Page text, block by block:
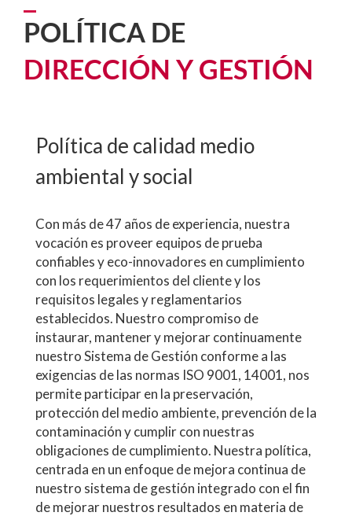
POLÍTICA DE
DIRECCIÓN Y GESTIÓN
Política de calidad medio
ambiental y social
Con más de 47 años de experiencia, nuestra
vocación es proveer equipos de prueba
confiables y eco-innovadores en cumplimiento
con los requerimientos del cliente y los
requisitos legales y reglamentarios
establecidos. Nuestro compromiso de
instaurar, mantener y mejorar continuamente
nuestro Sistema de Gestión conforme a las
exigencias de las normas ISO 9001, 14001, nos
permite participar en la preservación,
protección del medio ambiente, prevención de la
contaminación y cumplir con nuestras
obligaciones de cumplimiento. Nuestra política,
centrada en un enfoque de mejora continua de
nuestro sistema de gestión integrado con el fin
de mejorar nuestros resultados en materia de